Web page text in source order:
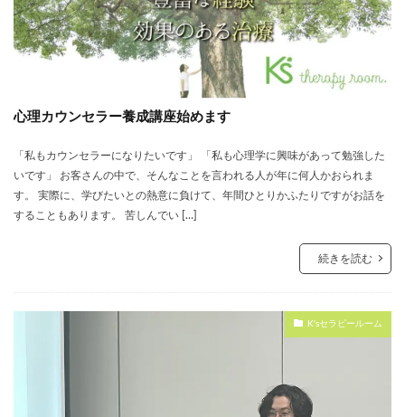
心理カウンセラー養成講座始めます
「私もカウンセラーになりたいです」 「私も心理学に興味があって勉強した
いです」 お客さんの中で、そんなことを言われる人が年に何人かおられま
す。 実際に、学びたいとの熱意に負けて、年間ひとりかふたりですがお話を
することもあります。 苦しんでい […]
続きを読む
K'sセラピールーム